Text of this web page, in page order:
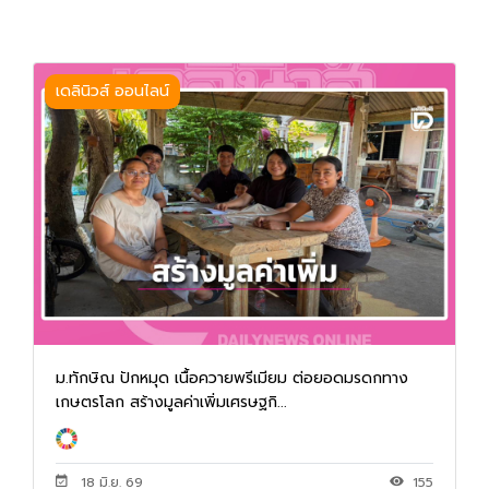
เดลินิวส์ ออนไลน์
ม.ทักษิณ ปักหมุด เนื้อควายพรีเมียม ต่อยอดมรดกทาง
เกษตรโลก สร้างมูลค่าเพิ่มเศรษฐกิ...
18 มิ.ย. 69 155